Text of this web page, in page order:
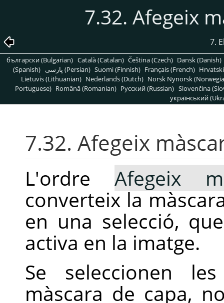
7.32. Afegeix
7.
български (Bulgarian) Català (Catalan) Čeština (Czech) Dansk (Danish)
(Spanish)
پارسی (Persian) Suomi (Finnish) Français (French)
Lietuvis (Lithuanian) Nederlands (Dutch) Norsk Nynorsk
Portuguese) Română (Romanian) Pусский (Russian) Slovenčina
український
7.32. Afegeix
L'ordreAfegeix
converteix la
en una selecció,
activa en la imatge.
Se seleccionen
màscara de capa,